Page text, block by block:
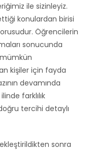
ile sizinleyiz.
konulardan birisi
Öğrencilerin
sonucunda
kişiler için fayda
devamında
farklılık
tercihi detaylı
sonra